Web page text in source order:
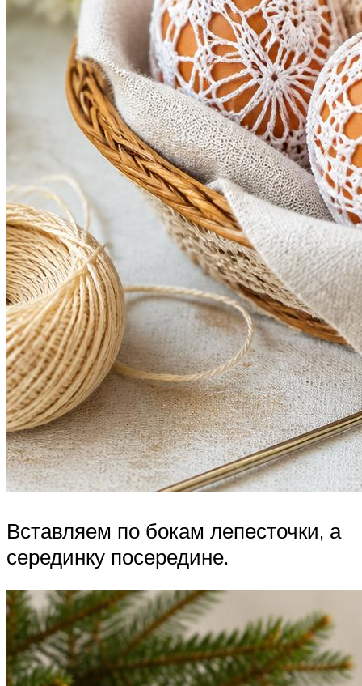
Вставляем по бокам лепесточки, а
серединку посередине.